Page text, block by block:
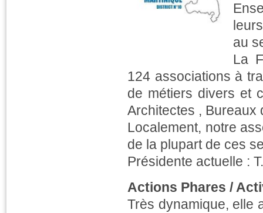
au
La
124 associations à
de métiers divers et
Architectes , Bureaux
Localement, notre
de la plupart de ces
Présidente actuelle :
Actions Phares /
Très dynamique, elle